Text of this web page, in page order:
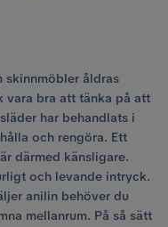
skinnmöbler åldras
vara bra att tänka på att
har behandlats i
och rengöra. Ett
därmed känsligare.
och levande intryck.
anilin behöver du
mellanrum. På så sätt